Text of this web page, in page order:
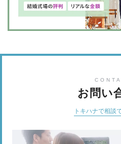
お問い
トキハナで相談